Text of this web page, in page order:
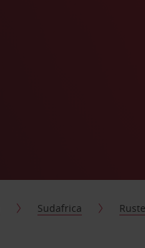
Sudafrica